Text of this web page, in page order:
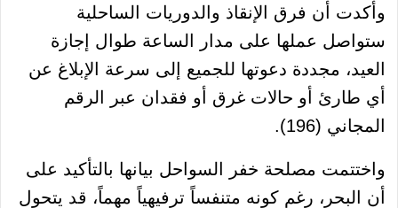
وأكدت أن فرق الإنقاذ والدوريات الساحلية
ستواصل عملها على مدار الساعة طوال إجازة
العيد، مجددة دعوتها للجميع إلى سرعة الإبلاغ عن
أي طارئ أو حالات غرق أو فقدان عبر الرقم
المجاني (196).
واختتمت مصلحة خفر السواحل بيانها بالتأكيد على
أن البحر، رغم كونه متنفساً ترفيهياً مهماً، قد يتحول